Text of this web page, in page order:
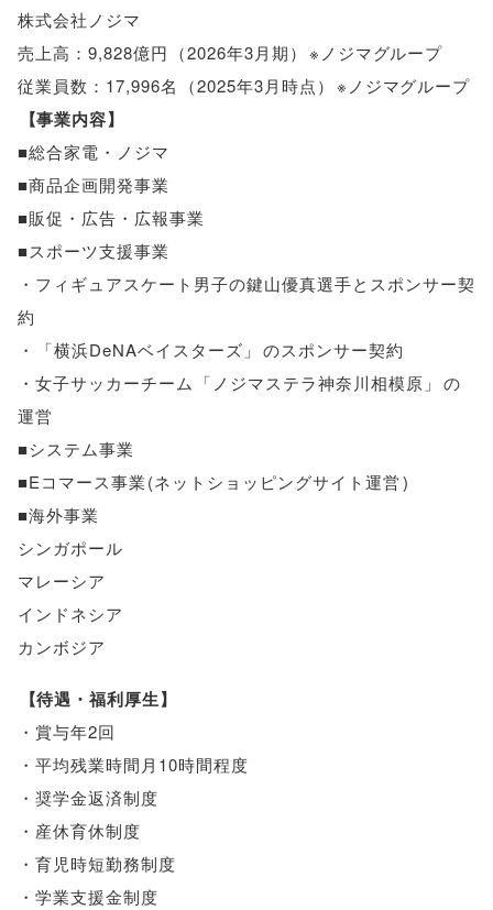
株式会社ノジマ
売上高：9,828億円 （2026年3月期） ※ノジマグループ
従業員数：17,996名
（2025年3月時点） ※ノジマグループ
【事業内容】
■総合家電・ノジマ
■商品企画開発事業
■販促・広告・広報事業
■スポーツ支援事業
・フィギュアスケート男子の鍵山優真選手とスポンサー契
約
・
「横浜DeNAベイスターズ 」 のスポンサー契約
・女子サッカーチーム 「 ノジマステラ神奈川相模原 」 の
運営
■システム事業
■Eコマース事業(ネットショッピングサイト運営)
■海外事業
シンガポール
マレーシア
インドネシア
カンボジア
【待遇・福利厚生】
・賞与年2回
・平均残業時間月10時間程度
・奨学金返済制度
・産休育休制度
・育児時短勤務制度
・学業支援金制度